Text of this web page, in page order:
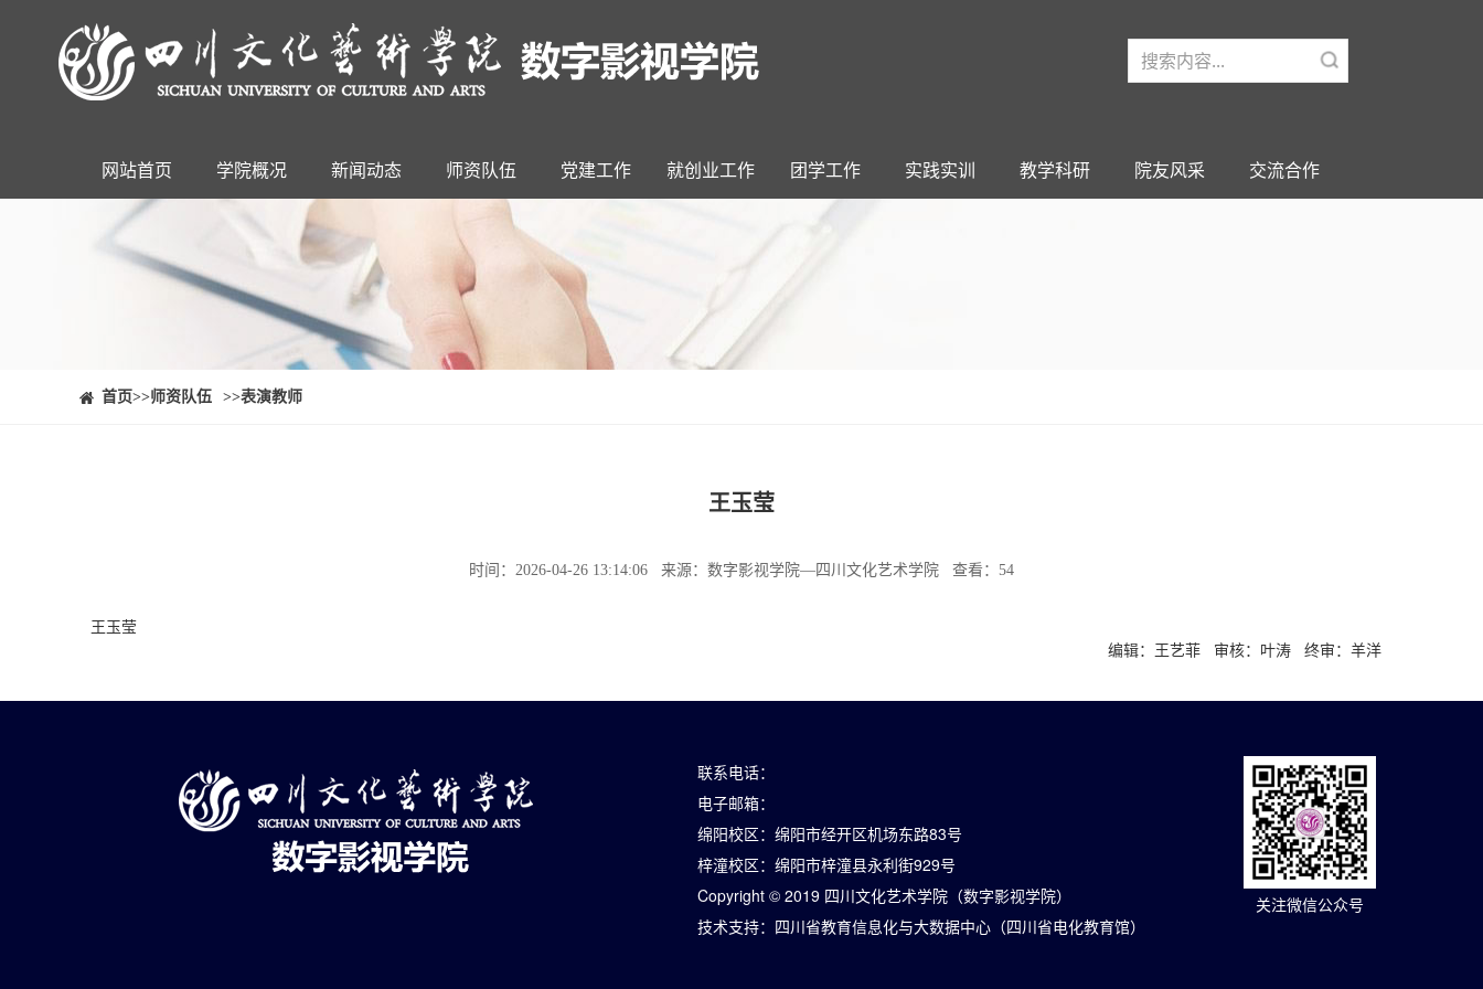
⠀⠀首页>>师资队伍 >>表演教师
王玉莹
时间：2026-04-26 13:14:06 来源：数字影视学院—四川文化艺术学院 查看： 54
王玉莹
编辑：王艺菲 审核：叶涛 终审：羊洋
联系电话：
电子邮箱：
绵阳校区：绵阳市经开区机场东路83号
梓潼校区：绵阳市梓潼县永利街929号
Copyright © 2019 四川文化艺术学院（数字影视学院）
技术支持： 四川省教育信息化与大数据中心（四川省电化教育馆）
关注微信公众号
网站首页 学院概况 新闻动态 师资队伍 党建工作 就创业工作 团学工作 实践实训 教学科研 院友风采 交流合作